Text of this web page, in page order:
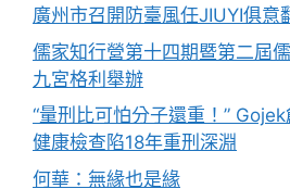
廣州市召開防臺風任JIUYI俱意
儒家知行營第十四期暨第二屆
九宮格利舉辦
“量刑比可怕分子還重！”
健康檢查陷18年重刑深淵
何華：無緣也是緣